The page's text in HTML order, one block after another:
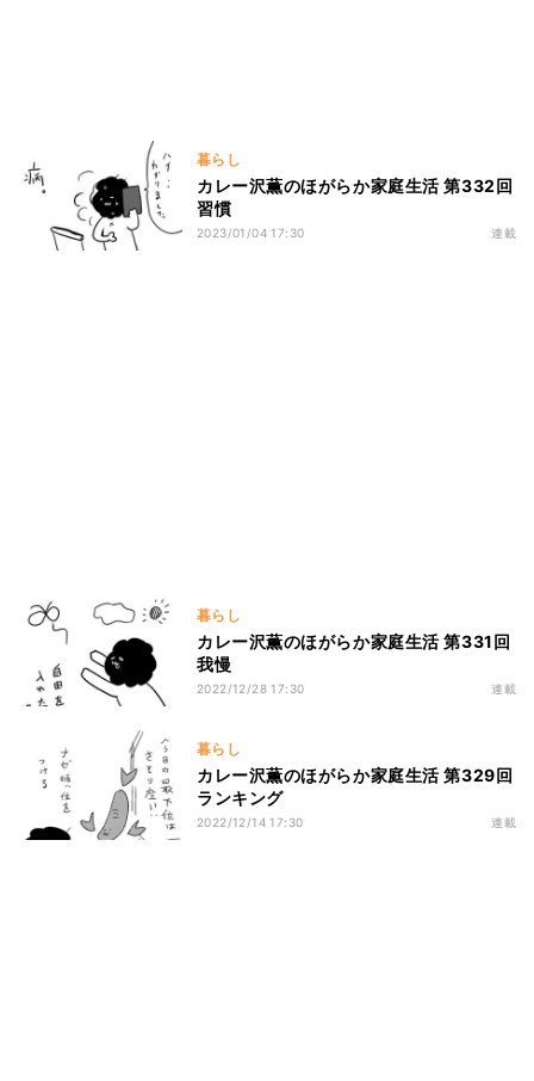
暮らし
カレー沢薫のほがらか家庭生活 第332回
習慣
2023/01/04 17:30 連載
暮らし
カレー沢薫のほがらか家庭生活 第331回
我慢
2022/12/28 17:30 連載
暮らし
カレー沢薫のほがらか家庭生活 第329回
ランキング
2022/12/14 17:30 連載